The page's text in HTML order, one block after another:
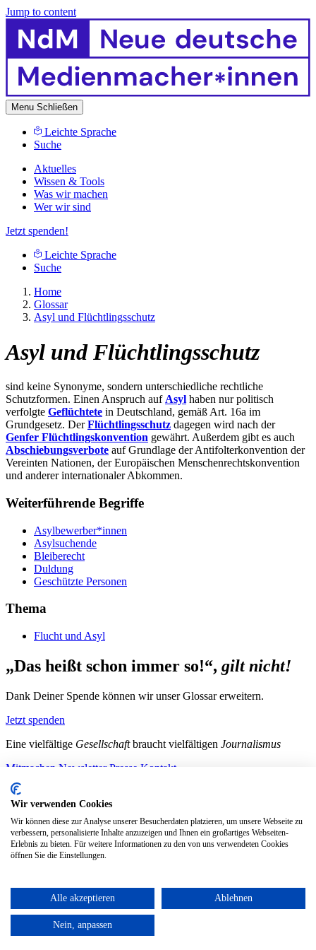
Jump to content
Menu Schließen
Leichte Sprache
Suche
Aktuelles
Wissen & Tools
Was wir machen
Wer wir sind
Jetzt spenden!
Leichte Sprache
Suche
Home
Glossar
Asyl und Flüchtlingsschutz
Asyl und Flüchtlingsschutz
sind keine Synonyme, sondern unterschiedliche rechtliche
Schutzformen. Einen Anspruch auf Asyl haben nur politisch
verfolgte Geflüchtete in Deutschland, gemäß Art. 16a im
Grundgesetz. DerFlüchtlingsschutz dagegen wird nach der
Genfer Flüchtlingskonvention gewährt. Außerdem gibt es auch
Abschiebungsverbote auf Grundlage der Antifolterkonvention der
Vereinten Nationen, der Europäischen Menschenrechtskonvention
und anderer internationaler Abkommen.
Weiterführende Begriffe
Asylbewerber*innen
Asylsuchende
Bleiberecht
Duldung
Geschützte Personen
Thema
Flucht und Asyl
„Das heißt schon immer so!“, gilt nicht!
Dank Deiner Spende können wir unser Glossar erweitern.
Jetzt spenden
Eine vielfältige Gesellschaftbraucht vielfältigen Journalismus
Mitmachen Newsletter Presse Kontakt
Instagram
Unterstütze uns
Jetzt spenden!
Transparenz | Barrierefreiheitserklärung
Wir verwenden Cookies
Wir können diese zur Analyse unserer Besucherdaten platzieren, um unsere Webseite zu
verbessern, personalisierte Inhalte anzuzeigen und Ihnen ein großartiges Webseiten-
Erlebnis zu bieten. Für weitere Informationen zu den von uns verwendeten Cookies
öffnen Sie die Einstellungen.
Alle akzeptieren Ablehnen
Nein, anpassen